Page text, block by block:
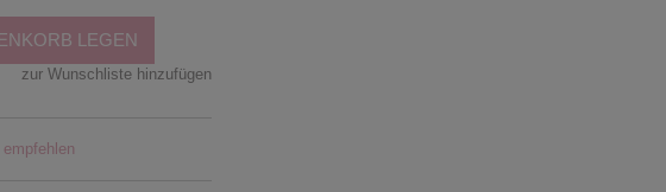
LEGEN
zur Wunschliste hinzufügen